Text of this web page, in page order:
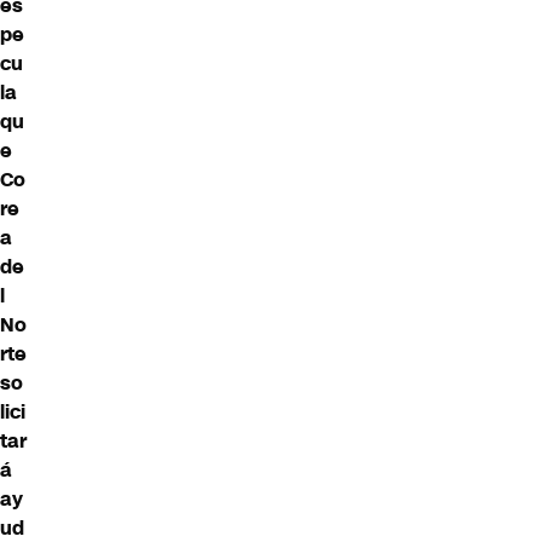
pe
cu
la
qu
e
Co
re
a
de
l
No
rte
so
lici
tar
á
ay
ud